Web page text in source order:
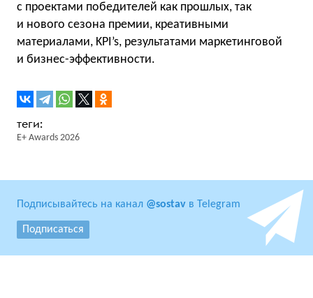
с проектами победителей как прошлых, так
и нового сезона премии, креативными
материалами, KPI’s, результатами маркетинговой
и бизнес-эффективности.
E+ Awards 2026
Подписывайтесь на канал @sostav в Telegram
Подписаться